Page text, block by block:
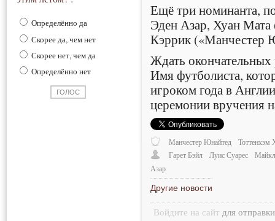
Определённо да
Скорее да, чем нет
Скорее нет, чем да
Определённо нет
Ещё три номинанта,
Эден Азар, Хуан
Кэррик («Манчестер
Ждать окончательных
Имя футболиста,
игроком года в
церемонии вручения
Манчестер Юнайтед
Тоттенхэм
Гарет Бэйл
Луис Суарес
Азар
Другие новости
Войдите на сайт для